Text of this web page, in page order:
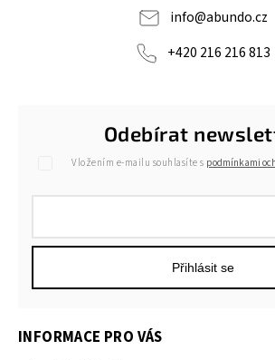
info@abundo.cz
+420 216 216 813
INFORMACE PRO VÁS
Odebírat
Vložením e-mailu souhlasíte s podmínkami
Přihlásit se